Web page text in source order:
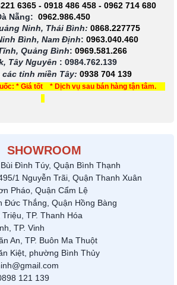
6365 - 0918 486 458 - 0962 714 680
Nẵng: 0962.986.450
Ninh, Thái Bình: 0868.227775
Bình, Nam Định: 0963.040.460
Quảng Bình: 0969.581.266
Tây Nguyên : 0984.762.139
các tỉnh miền Tây: 0938 704 139
* Giá tốt * Dịch vụ sau bán hàng tận tâm.
SHOWROOM
Đình Túy, Quận Bình Thạnh
1 Nguyễn Trãi, Quận Thanh Xuân
Pháo, Quận Cẩm Lệ
Đức Thắng, Quận Hồng Bàng
Triệu, TP. Thanh Hóa
TP. Vinh
An, TP. Buôn Ma Thuột
Kiệt, phường Bình Thủy
121 139